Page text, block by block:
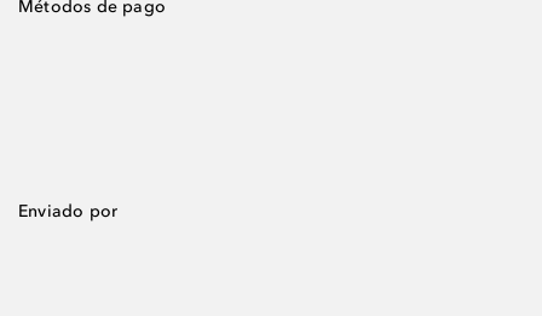
Métodos de pago
Enviado por